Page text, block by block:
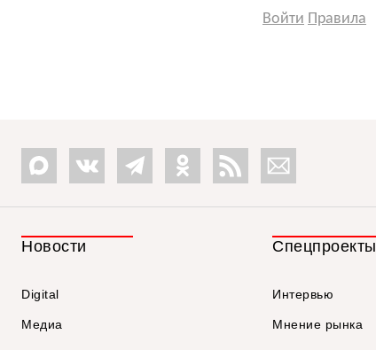
Войти Правила
Новости
Digital
Медиа
Спецпроекты
Интервью
Мнение рынка